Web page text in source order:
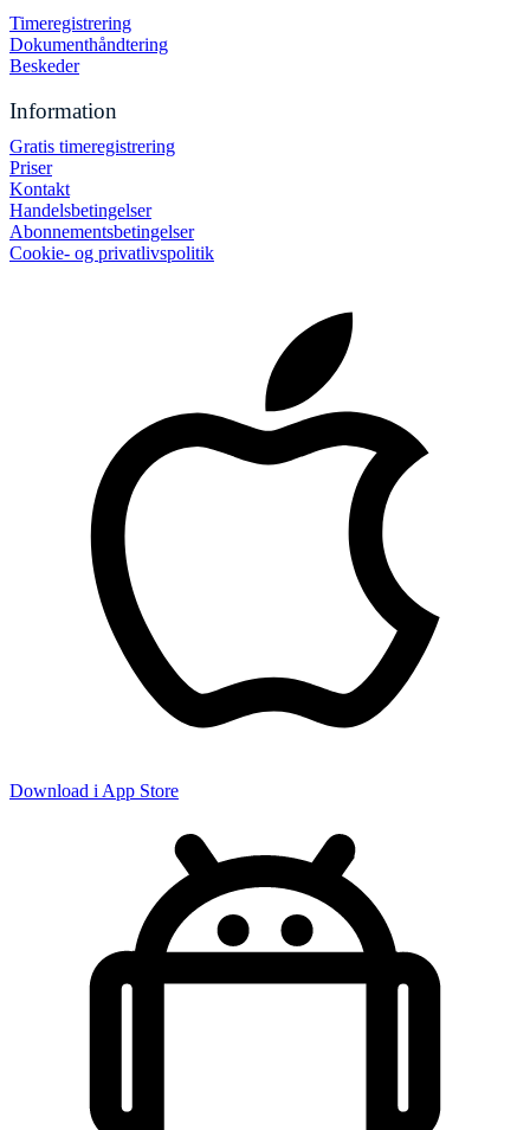
Timeregistrering
Dokumenthåndtering
Beskeder
Information
Gratis timeregistrering
Priser
Kontakt
Handelsbetingelser
Abonnementsbetingelser
Cookie- og privatlivspolitik
Download i App Store